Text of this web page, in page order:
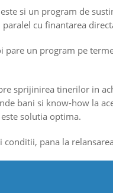
si un program de
cu finantarea
un program pe
sprijinirea tinerilor in
bani si know-how la
solutia optima.
conditii, pana la